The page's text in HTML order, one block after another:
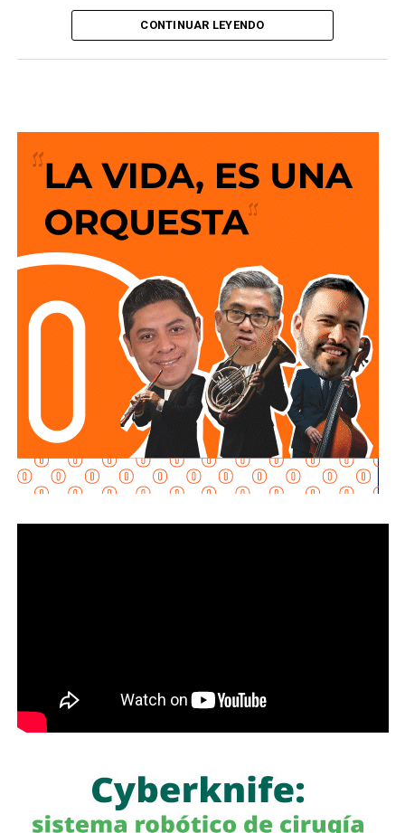
fraccionamientos y centros de población que buscan
incorporarse a las redes de agua potable y drenaje.
y que los puntos de conexión al sistema público sean
adecuados para garantizar un servicio seguro y eficiente.
Durante las inspecciones pueden determinarse medidas
preventivas y correctivas, para autorizar la incorporación
de nuevos desarrollos a la infraestructura hidráulica
metropolitana.
Con estas supervisiones
, el organismo fortalece la
las nuevas redes de agua potable y drenajeofrezcan
CONTINUAR LEYENDO